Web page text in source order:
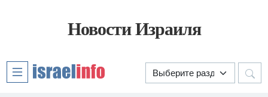
Новости Израиля